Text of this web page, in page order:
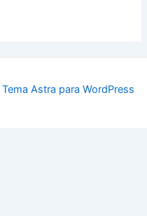
Tema Astra para WordPress